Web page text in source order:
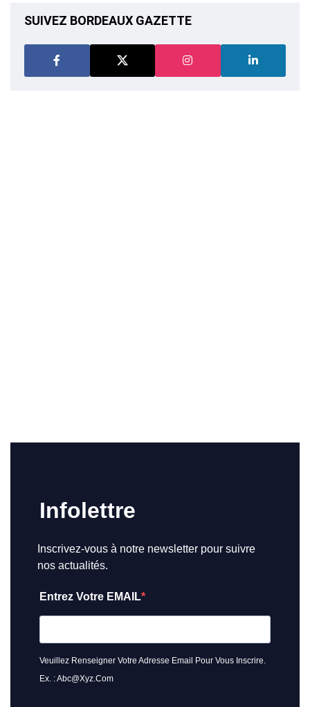
SUIVEZ BORDEAUX GAZETTE
Infolettre
Inscrivez-vous à notre newsletter pour suivre
nos actualités.
Entrez Votre EMAIL
Veuillez Renseigner Votre Adresse Email Pour Vous Inscrire.
Ex. : Abc@xyz.com